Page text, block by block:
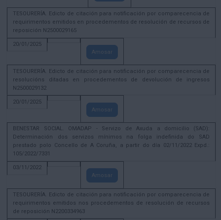
TESOURERÍA. Edicto de citación para notificación por comparecencia de
requirimentos emitidos en procedementos de resolución de recursos de
reposición N2500029165
20/01/2025
Amosar
TESOURERÍA. Edicto de citación para notificación por comparecencia de
resolucións ditadas en procedementos de devolución de ingresos
N2500029132
20/01/2025
Amosar
BENESTAR SOCIAL. OMADAP - Servizo de Axuda a domicilio (SAD):
Determinación dos servizos mínimos na folga indefinida do SAD
prestado polo Concello de A Coruña, a partir do día 02/11/2022 Expd.:
105/2022/7331
03/11/2022
Amosar
TESOURERÍA. Edicto de citación para notificación por comparecencia de
requirimentos emitidos nos procedementos de resolución de recursos
de reposición N2200334963